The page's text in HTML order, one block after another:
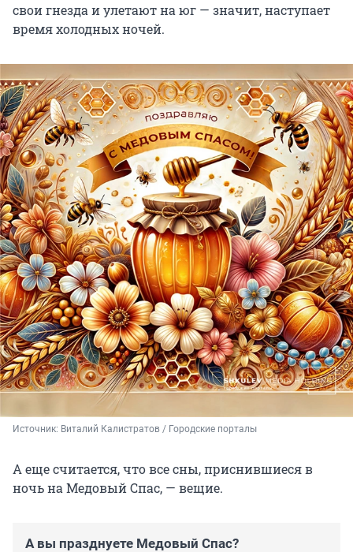
свои гнезда и улетают на юг — значит, наступает
время холодных ночей.
Источник: Виталий Калистратов / Городские порталы
А еще считается, что все сны, приснившиеся в
ночь на Медовый Спас, — вещие.
А вы празднуете Медовый Спас?